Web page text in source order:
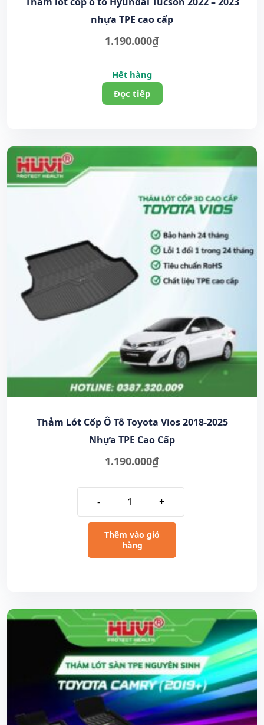
nhựa TPE cao cấp
1.190.000₫
Hết hàng
Đọc tiếp
Thảm Lót Cốp Ô Tô Toyota Vios 2018-2025
Nhựa TPE Cao Cấp
1.190.000₫
- +
Thêm vào giỏ
hàng